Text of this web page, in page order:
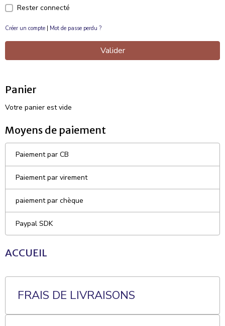
Rester connecté
Créer un compte Mot de passe perdu ?
Valider
Panier
Votre panier est vide
Moyens de paiement
Paiement par CB
Paiement par virement
paiement par chèque
Paypal SDK
ACCUEIL
FRAIS DE LIVRAISONS